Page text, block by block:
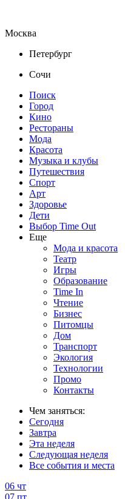
Москва
Петербург
Сочи
Поиск
Город
Кино
Рестораны
Мода
Красота
Музыка и клубы
Путешествия
Спорт
Арт
Здоровье
Дети
Выбор Time Out
Еще
Мода и красота
Театр
Игры
Образование
Time In
Чтение
Бизнес
Питомцы
Дом
Транспорт
Экология
Технологии
Промо
Контакты
Чем заняться:
Сегодня
Завтра
Эта неделя
Следующая неделя
Все события и места
06 чт
07 пт